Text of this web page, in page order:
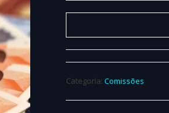
Categoria: Comissões